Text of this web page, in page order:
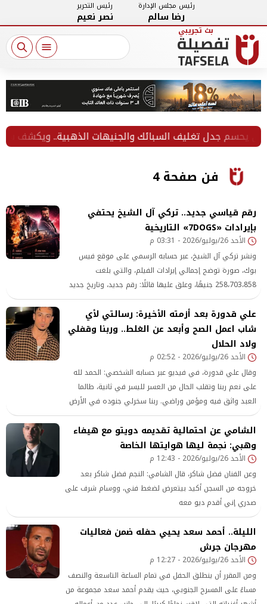
رئيس مجلس الإدارة
رضا سالم
رئيس التحرير
نصر نعيم
فن صفحة 4
رقم قياسي جديد.. تركي آل الشيخ يحتفي
بإيرادات «7DOGS» التاريخية
الأحد 26/يوليو/2026 - 03:31 م
ونشر تركي آل الشيخ، عبر حسابه الرسمي على موقع فيس
بوك، صورة توضح إجمالي إيرادات الفيلم، والتي بلغت
258،703،858 جنيهًا، وعلق عليها قائلًا: رقم جديد، وتاريخ جديد
سيفن دوجز 258،703،858 EGP، أعلى إيراد في تاريخ السينما
المصرية خلال 60 يومًا.. شكرًا لكل من آمن بهذا العمل ودعمه
الحمد لله.. والقادم أجمل
علي قدورة بعد أزمته الأخيرة: رسالتي لأي
شاب اعمل الصح وأبعد عن الغلط.. وربنا وقفلي
ولاد الحلال
الأحد 26/يوليو/2026 - 02:52 م
وقال علي قدورة، في فيديو عبر حسابه الشخصي: الحمد لله
على نعم ربنا وتقلب الحال من العسر لليسر في ثانية، طالما
العبد واثق فيه ومؤمن وراضي. ربنا سخرلي جنوده في الأرض
ووقفوا جانبي بدعم الناس المستمر، شكرًا ليكم وربنا يراضيكم
الشامي عن احتمالية تقديمه دويتو مع هيفاء
وهبي: نجمة ليها هوايتها الخاصة
الأحد 26/يوليو/2026 - 12:43 م
وعن الفنان فضل شاكر، قال الشامي: النجم فضل شاكر بعد
خروجه من السجن أكيد بيتعرض لضغط فني، ووسام شرف على
صدري إني أقدم ديو معه
الليلة.. أحمد سعد يحيي حفله ضمن فعاليات
مهرجان جرش
الأحد 26/يوليو/2026 - 12:27 م
ومن المقرر أن ينطلق الحفل في تمام الساعة التاسعة والنصف
مساءً على المسرح الجنوبي، حيث يقدم أحمد سعد مجموعة من